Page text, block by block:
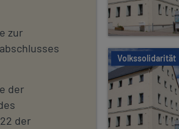
zur
der
der
Volkssolidarität